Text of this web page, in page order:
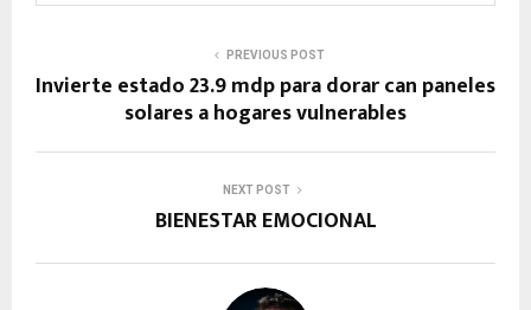
PREVIOUS POST
Invierte estado 23.9 mdp para dorar can paneles
solares a hogares vulnerables
NEXT POST
BIENESTAR EMOCIONAL